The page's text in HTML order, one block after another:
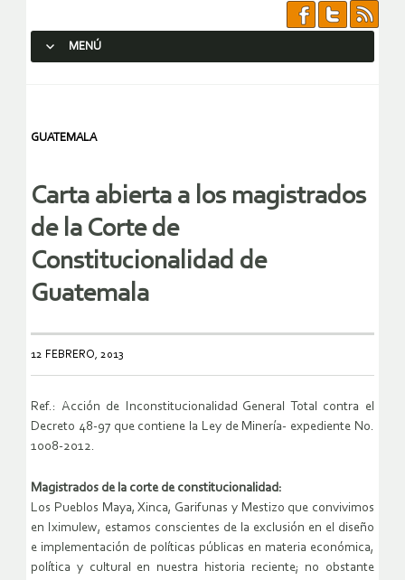
MENÚ
GUATEMALA
Carta abierta a los magistrados
de la Corte de
Constitucionalidad de
Guatemala
12 FEBRERO, 2013
Ref.: Acción de Inconstitucionalidad General Total contra el
Decreto 48-97 que contiene la Ley de Minería- expediente No.
1008-2012.
Magistrados de la corte de constitucionalidad:
Los Pueblos Maya, Xinca, Garifunas y Mestizo que convivimos
en Iximulew, estamos conscientes de la exclusión en el diseño
e implementación de políticas públicas en materia económica,
política y cultural en nuestra historia reciente; no obstante